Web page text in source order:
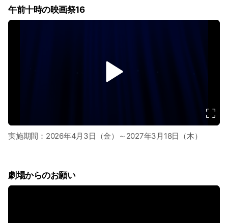
午前十時の映画祭16
実施期間：2026年4月3日（金）～2027年3月18日（木）
劇場からのお願い